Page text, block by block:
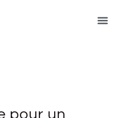
pour un